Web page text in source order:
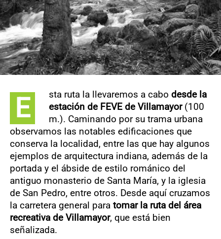
E sta ruta la llevaremos a cabo desde la
estación de FEVE de Villamayor (100
m.). Caminando por su trama urbana
observamos las notables edificaciones que
conserva la localidad, entre las que hay algunos
ejemplos de arquitectura indiana, además de la
portada y el ábside de estilo románico del
antiguo monasterio de Santa María, y la iglesia
de San Pedro, entre otros. Desde aquí cruzamos
la carretera general para tomar la ruta del área
recreativa de Villamayor, que está bien
señalizada.